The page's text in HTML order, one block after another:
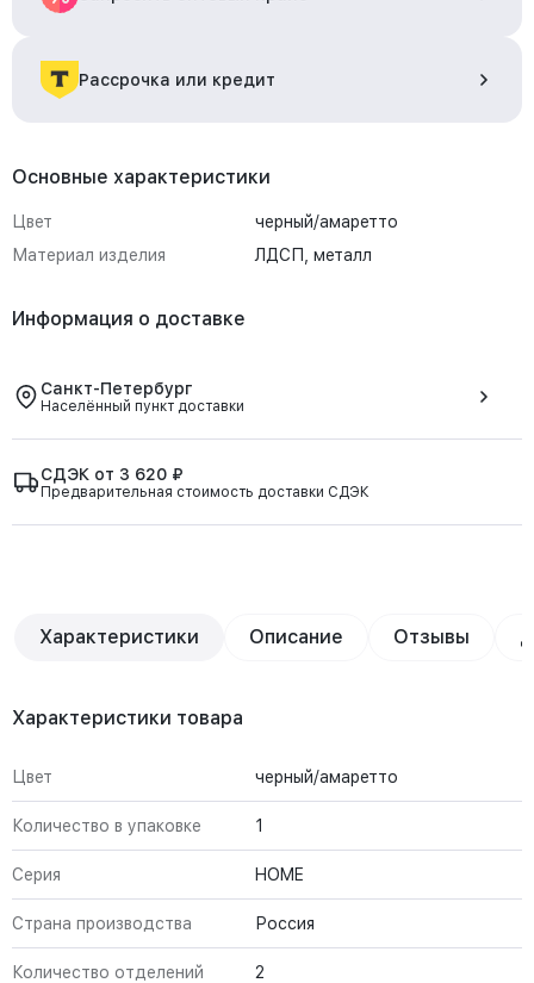
Рассрочка или кредит
Основные характеристики
Цвет
черный/амаретто
Материал изделия
ЛДСП, металл
Информация о доставке
Санкт-Петербург
Населённый пункт доставки
СДЭК от 3 620 ₽
Предварительная стоимость доставки СДЭК
Характеристики Описание Отзывы
Характеристики товара
Цвет черный/амаретто
Количество в упаковке 1
Серия HOME
Страна производства Россия
Количество отделений 2